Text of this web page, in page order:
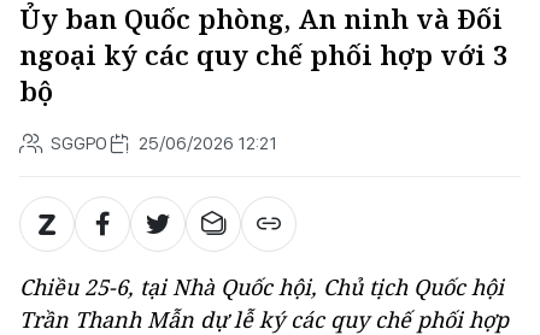
Ủy ban Quốc phòng, An ninh và Đối
ngoại ký các quy chế phối hợp với 3
bộ
SGGPO 25/06/2026 12:21
Chiều 25-6, tại Nhà Quốc hội, Chủ tịch Quốc hội
Trần Thanh Mẫn dự lễ ký các quy chế phối hợp